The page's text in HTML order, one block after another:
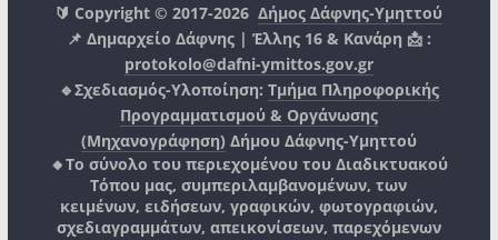
🔰 Copyright © 2017-2026Δήμος Δάφνης-Υμηττού
📌 Δημαρχείο Δάφνης | Έλλης 16 & Κανάρη 📩 :
protokolo@dafni-ymittos.gov.gr
🔹Σχεδιασμός-Υλοποίηση: Τμήμα Πληροφορικής
Προγραμματισμού & Οργάνωσης
(Μηχανογράφηση) Δήμου Δάφνης-Υμηττού
🔸Το σύνολο του περιεχομένου του Διαδικτυακού
Τόπου μας, συμπεριλαμβανομένων, των
κειμένων, ειδήσεων, γραφικών, φωτογραφιών,
σχεδιαγραμμάτων, απεικονίσεων, παρεχόμενων